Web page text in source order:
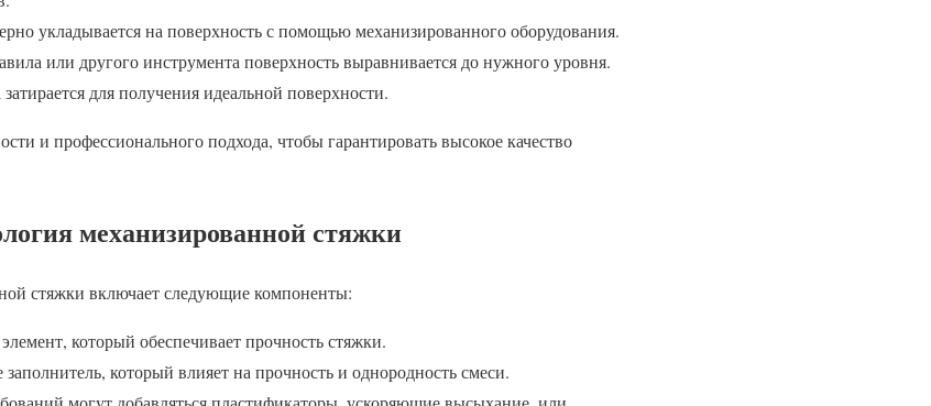
укладывается на поверхность с помощью механизированного оборудования.
или другого инструмента поверхность выравнивается до нужного уровня.
для получения идеальной поверхности.
и профессионального подхода, чтобы гарантировать высокое качество
механизированной стяжки
стяжки включает следующие компоненты:
который обеспечивает прочность стяжки.
заполнитель, который влияет на прочность и однородность смеси.